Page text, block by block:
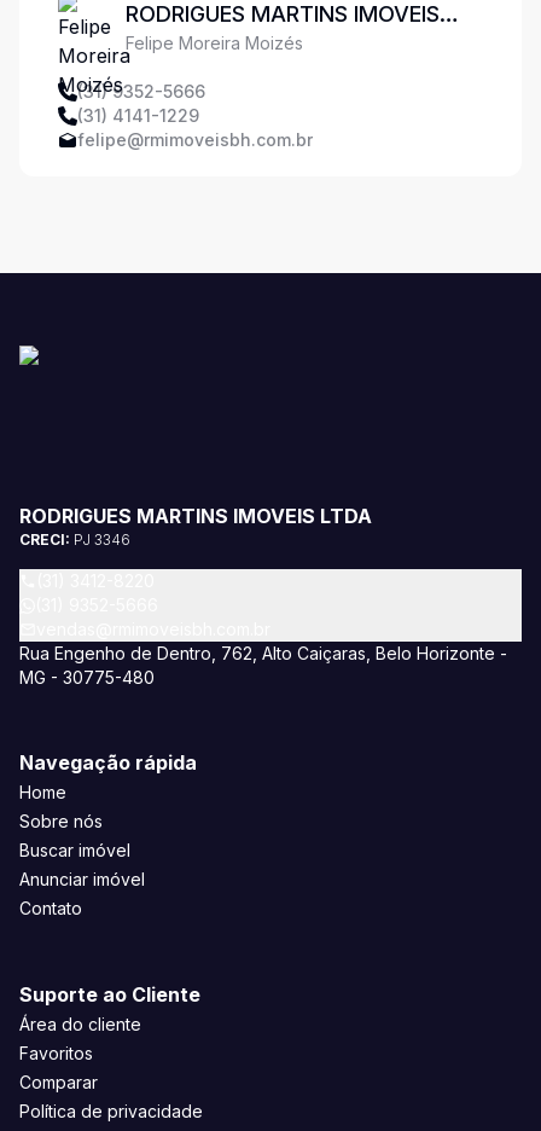
RODRIGUES MARTINS IMOVEIS
LTDA
Felipe Moreira Moizés
(31) 9352-5666
(31) 4141-1229
felipe@rmimoveisbh.com.br
RODRIGUES MARTINS IMOVEIS LTDA
CRECI: PJ 3346
Rua Engenho de Dentro, 762, Alto Caiçaras, Belo Horizonte -
MG - 30775-480
Navegação rápida
Home
Sobre nós
Buscar imóvel
Anunciar imóvel
Contato
Suporte ao Cliente
Área do cliente
Favoritos
Comparar
Política de privacidade